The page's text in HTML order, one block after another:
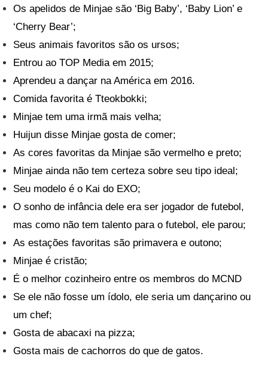
Os apelidos de Minjae são ‘Big Baby’, ‘Baby Lion’ e
‘Cherry Bear’;
Seus animais favoritos são os ursos;
Entrou ao TOP Media em 2015;
Aprendeu a dançar na América em 2016.
Comida favorita é Tteokbokki;
Minjae tem uma irmã mais velha;
Huijun disse Minjae gosta de comer;
As cores favoritas da Minjae são vermelho e preto;
Minjae ainda não tem certeza sobre seu tipo ideal;
Seu modelo é o Kai do EXO;
O sonho de infância dele era ser jogador de futebol,
mas como não tem talento para o futebol, ele parou;
As estações favoritas são primavera e outono;
Minjae é cristão;
É o melhor cozinheiro entre os membros do MCND
Se ele não fosse um ídolo, ele seria um dançarino ou
um chef;
Gosta de abacaxi na pizza;
Gosta mais de cachorros do que de gatos.